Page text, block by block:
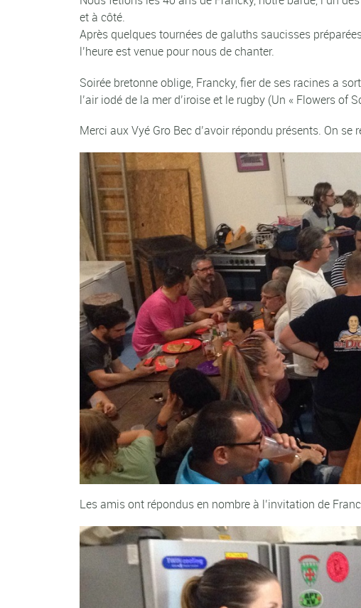
et à côté.
Après quelques tournées de galuths saucisses
l’heure est venue pour nous de chanter.
Soirée bretonne oblige, Francky, fier de ses racines a
l’air iodé de la mer d’iroise et le rugby (Un « Flowers
Merci aux Vyé Gro Bec d’avoir répondu présents. On
Les amis ont répondus en nombre à l’invitation de